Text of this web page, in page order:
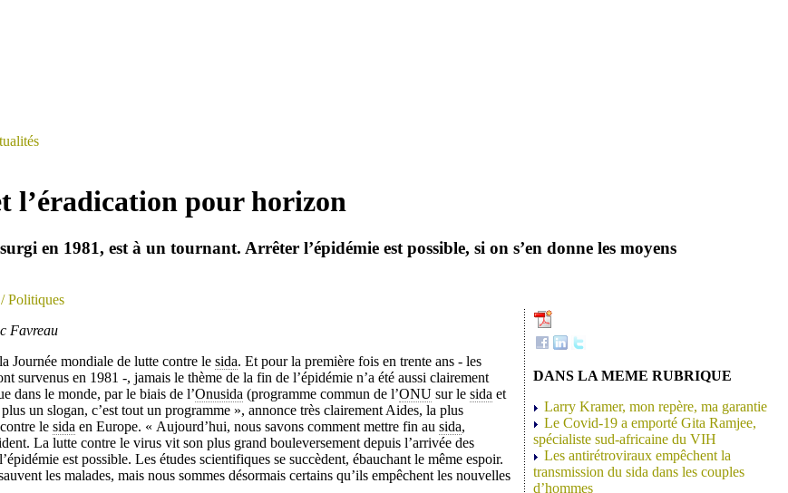
l’éradication pour horizon
en 1981, est à un tournant. Arrêter l’épidémie est possible, si on s’en donne les moyens
/ Politiques
Favreau
Journée mondiale de lutte contre le sida. Et pour la première fois en trente ans - les
survenus en 1981 -, jamais le thème de la fin de l’épidémie n’a été aussi clairement
dans le monde, par le biais de l’Onusida (programme commun de l’ONU sur le sida et
plus un slogan, c’est tout un programme », annonce très clairement Aides, la plus
le sida en Europe. « Aujourd’hui, nous savons comment mettre fin au sida,
La lutte contre le virus vit son plus grand bouleversement depuis l’arrivée des
est possible. Les études scientifiques se succèdent, ébauchant le même espoir.
les malades, mais nous sommes désormais certains qu’ils empêchent les nouvelles
DANS LA MEME RUBRIQUE
Larry Kramer, mon repère, ma garantie
Le Covid-19 a emporté Gita Ramjee,
spécialiste sud-africaine du VIH
Les antirétroviraux empêchent la
transmission du sida dans les couples
d’hommes